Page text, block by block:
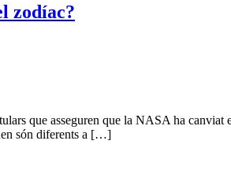
zodíac?
que asseguren que la NASA ha
són diferents a […]